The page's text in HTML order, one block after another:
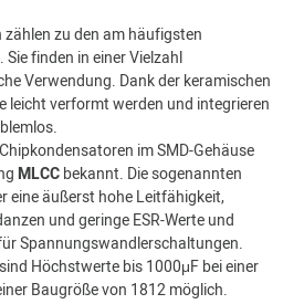
zu den am häufigsten
finden in einer Vielzahl
Verwendung. Dank der keramischen
leicht verformt werden und integrieren
im SMD-Gehäuse
MLCCbekannt. Die sogenannten
eine äußerst hohe Leitfähigkeit,
und geringe ESR-Werte und
Spannungswandlerschaltungen.
Höchstwerte bis 1000μF bei einer
Baugröße von 1812 möglich.